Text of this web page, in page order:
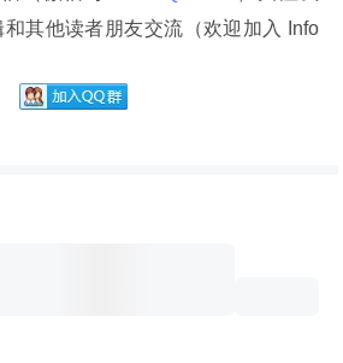
其他读者朋友交流（欢迎加入 Info